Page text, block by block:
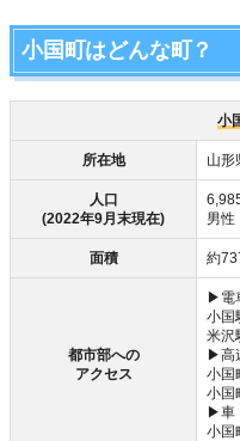
小国町はどんな町？
小
所在地 山形
人口
(2022年9月末現在)
男性
面積 約
都市部への
アクセス
▶電
小国
米沢
▶高
小国
小国
▶車
小国